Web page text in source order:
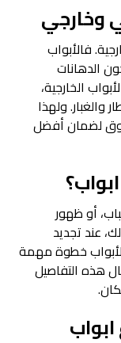
وخارجي
فالأبواب
الدهانات
الخارجية،
ولهذا
لضمان أفضل
أو ظهور
عند تجديد
الأبواب خطوة مهمة
هذه التفاصيل